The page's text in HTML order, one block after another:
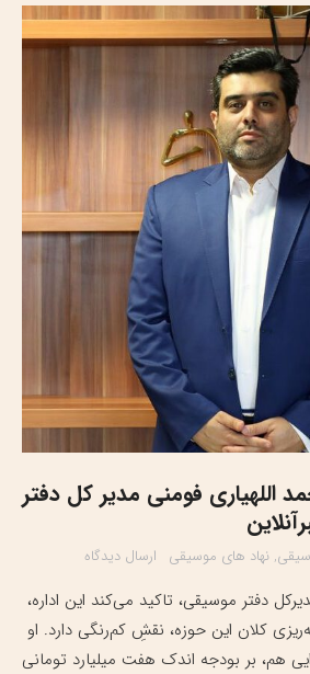
اللهیاری فومنی مدیر کل دفتر
, نهاد های موسیقی ارسال دیدگاه
دفتر موسیقی، تاکید می‌کند این اداره،
کلان این حوزه، نقشِ کم‌رنگی دارد. او
هم، بر بودجه اندک هفت میلیارد تومانی